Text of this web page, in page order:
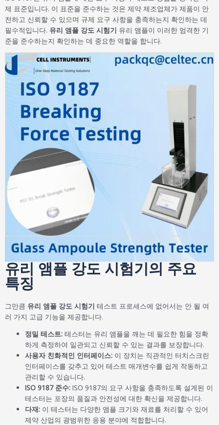
제 표준입니다. 이 표준을 준수하는 것은 제약 제조업체가 제품이 안
전하고 신뢰할 수 있으며 규제 요구 사항을 충족하는지 확인하는 데
필수적입니다. 유리 앰플 강도 시험기 유리 앰플이 이러한 엄격한 기
준을 준수하는지 확인하는 데 중요한 역할을 합니다.
유리 앰플 강도 시험기의 주요
특징
그만큼 유리 앰플 강도 시험기 테스트 프로세스에 없어서는 안 될 여
러 가지 고급 기능을 제공합니다.
정밀 테스트: 테스터는 유리 앰플을 깨는 데 필요한 힘을 정확
하게 측정하여 일관되고 신뢰할 수 있는 결과를 보장합니다.
사용자 친화적인 인터페이스: 이 장치는 직관적인 터치스크린
인터페이스를 갖추고 있어 테스트 매개변수를 쉽게 작동하고
관리할 수 있습니다.
ISO 9187 준수: ISO 9187의 요구 사항을 충족하도록 설계된 이
테스터는 포장의 품질과 안전성에 대한 확신을 제공합니다.
다재: 이 테스터는 다양한 앰플 크기와 재료를 처리할 수 있어
제약 산업의 광범위한 응용 분야에 적합합니다.